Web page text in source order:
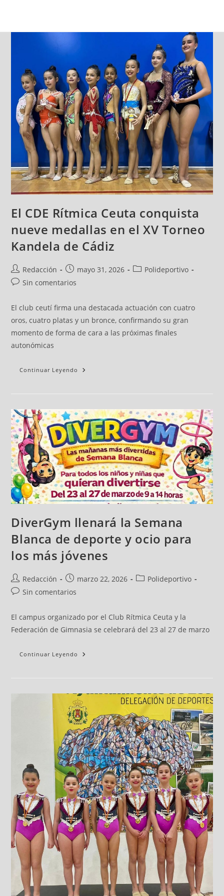
El CDE Rítmica Ceuta conquista
nueve medallas en el XV Torneo
Kandela de Cádiz
Redacción mayo 31, 2026
Polideportivo
Sin comentarios
El club ceutí firma una destacada actuación con cuatro
oros, cuatro platas y un bronce, confirmando su gran
momento de forma de cara a las próximas finales
autonómicas
Continuar Leyendo
DiverGym llenará la Semana
Blanca de deporte y ocio para
los más jóvenes
Redacción marzo 22, 2026
Polideportivo
Sin comentarios
El campus organizado por el Club Rítmica Ceuta y la
Federación de Gimnasia se celebrará del 23 al 27 de marzo
Continuar Leyendo